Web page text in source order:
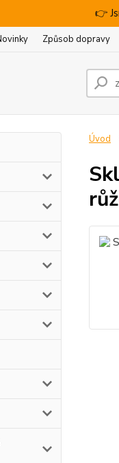
👉
Způsob dopravy
Úvod